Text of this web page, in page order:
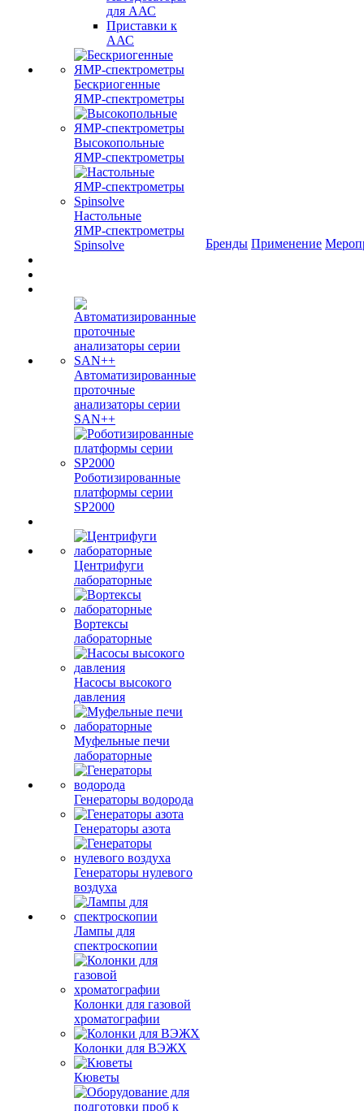
для ААС
Приставки к
ААС
Бескриогенные
ЯМР‑спектрометры
Высокопольные
ЯМР‑спектрометры
Настольные
ЯМР‑спектрометры
Spinsolve
Автоматизированные
проточные
анализаторы серии
SAN++
Роботизированные
платформы серии
SP2000
Центрифуги
лабораторные
Вортексы
лабораторные
Насосы высокого
давления
Муфельные печи
лабораторные
Генераторы водорода
Генераторы азота
Генераторы нулевого
воздуха
Лампы для
спектроскопии
Колонки для газовой
хроматографии
Колонки для ВЭЖХ
Кюветы
Бренды Применение